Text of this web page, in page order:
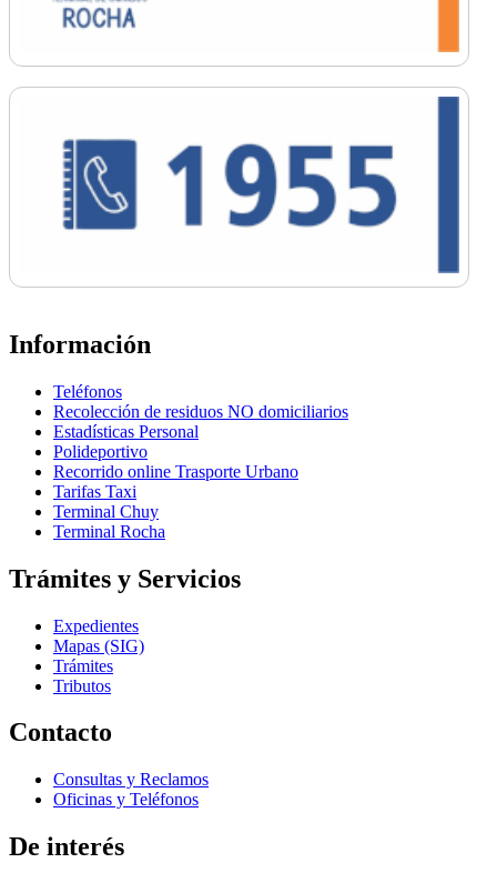
Información
Teléfonos
Recolección de residuos NO domiciliarios
Estadísticas Personal
Polideportivo
Recorrido online Trasporte Urbano
Tarifas Taxi
Terminal Chuy
Terminal Rocha
Trámites y Servicios
Expedientes
Mapas (SIG)
Trámites
Tributos
Contacto
Consultas y Reclamos
Oficinas y Teléfonos
De interés